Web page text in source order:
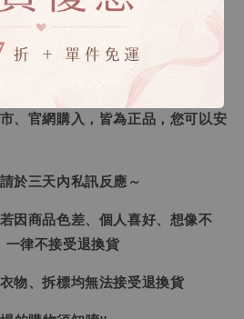
要知道即時貨況還請主動聯繫後
告知，請注意訊息及信箱收件
、官網購入，皆為正品，您可以安
於三天內私訊反應～
因商品色差、個人喜好、想像不
一律不接受退換貨
物、拆標均無法接受退換貨